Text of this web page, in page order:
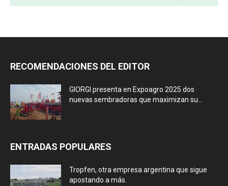
RECOMENDACIONES DEL EDITOR
GIORGI presenta en Expoagro 2025 dos
nuevas sembradoras que maximizan su...
ENTRADAS POPULARES
Tropfen, otra empresa argentina que sigue
apostando a más.